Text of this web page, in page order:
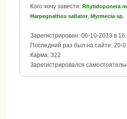
Кого хочу завести: Rhytidoponera
Harpegnathos saltator, Myrmecia sp.
Зарегистрирован: 06-10-2013 в
Последний раз был на сайте: 20-
Карма: 322
Зарегистрировался